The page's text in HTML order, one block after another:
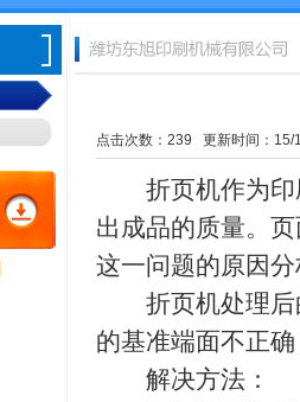
点击次数： 239 更新时间：
折页机作为
出成品的质量。
这一问题的原因
折页机处理后
的基准端面不正
解决方法：